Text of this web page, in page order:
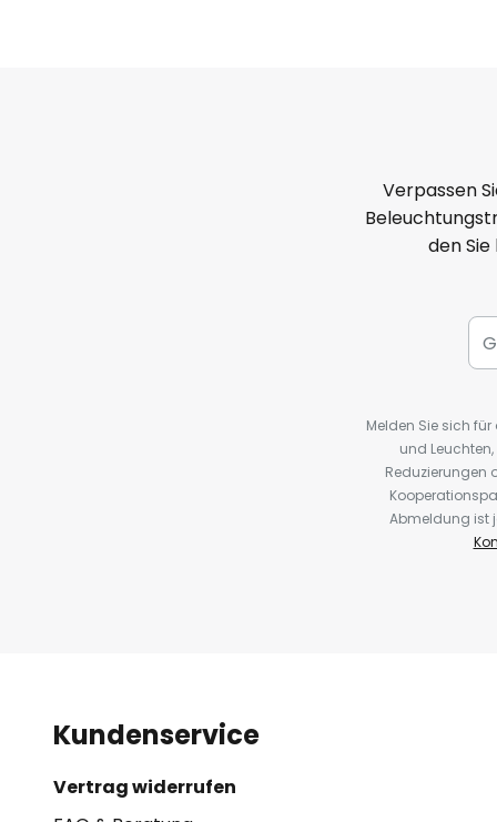
Verpassen
den
Melden Sie sich
und
Reduzierungen
Abmeldung ist
Kundenservice
Vertrag widerrufen